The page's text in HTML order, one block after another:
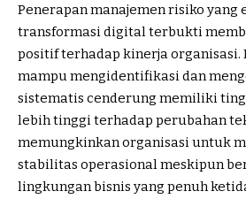
Penerapan manajemen risiko yang
transformasi digital terbukti
positif terhadap kinerja organisasi.
mampu mengidentifikasi dan
sistematis cenderung memiliki
lebih tinggi terhadap perubahan
memungkinkan organisasi untuk
stabilitas operasional meskipun
lingkungan bisnis yang penuh